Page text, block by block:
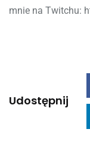
mnie na Twitchu:
Udostępnij